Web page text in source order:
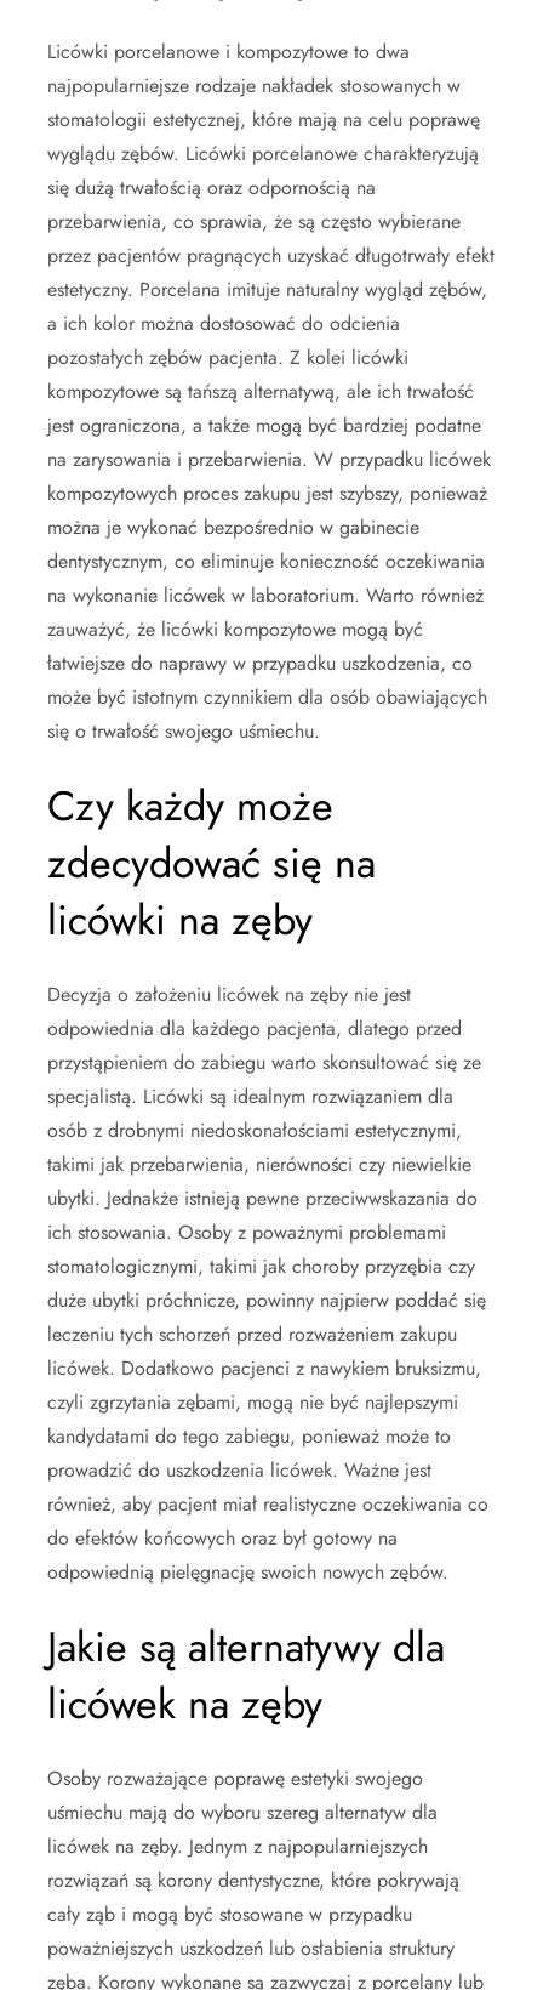
Licówki porcelanowe i kompozytowe to dwa
najpopularniejsze rodzaje nakładek stosowanych w
stomatologii estetycznej, które mają na celu poprawę
wyglądu zębów. Licówki porcelanowe charakteryzują
się dużą trwałością oraz odpornością na
przebarwienia, co sprawia, że są często wybierane
przez pacjentów pragnących uzyskać długotrwały efekt
estetyczny. Porcelana imituje naturalny wygląd zębów,
a ich kolor można dostosować do odcienia
pozostałych zębów pacjenta. Z kolei licówki
kompozytowe są tańszą alternatywą, ale ich trwałość
jest ograniczona, a także mogą być bardziej podatne
na zarysowania i przebarwienia. W przypadku licówek
kompozytowych proces zakupu jest szybszy, ponieważ
można je wykonać bezpośrednio w gabinecie
dentystycznym, co eliminuje konieczność oczekiwania
na wykonanie licówek w laboratorium. Warto również
zauważyć, że licówki kompozytowe mogą być
łatwiejsze do naprawy w przypadku uszkodzenia, co
może być istotnym czynnikiem dla osób obawiających
się o trwałość swojego uśmiechu.
Czy każdy może
zdecydować się na
licówki na zęby
Decyzja o założeniu licówek na zęby nie jest
odpowiednia dla każdego pacjenta, dlatego przed
przystąpieniem do zabiegu warto skonsultować się ze
specjalistą. Licówki są idealnym rozwiązaniem dla
osób z drobnymi niedoskonałościami estetycznymi,
takimi jak przebarwienia, nierówności czy niewielkie
ubytki. Jednakże istnieją pewne przeciwwskazania do
ich stosowania. Osoby z poważnymi problemami
stomatologicznymi, takimi jak choroby przyzębia czy
duże ubytki próchnicze, powinny najpierw poddać się
leczeniu tych schorzeń przed rozważeniem zakupu
licówek. Dodatkowo pacjenci z nawykiem bruksizmu,
czyli zgrzytania zębami, mogą nie być najlepszymi
kandydatami do tego zabiegu, ponieważ może to
prowadzić do uszkodzenia licówek. Ważne jest
również, aby pacjent miał realistyczne oczekiwania co
do efektów końcowych oraz był gotowy na
odpowiednią pielęgnację swoich nowych zębów.
Jakie są alternatywy dla
licówek na zęby
Osoby rozważające poprawę estetyki swojego
uśmiechu mają do wyboru szereg alternatyw dla
licówek na zęby. Jednym z najpopularniejszych
rozwiązań są korony dentystyczne, które pokrywają
cały ząb i mogą być stosowane w przypadku
poważniejszych uszkodzeń lub osłabienia struktury
zęba. Korony wykonane są zazwyczaj z porcelany lub